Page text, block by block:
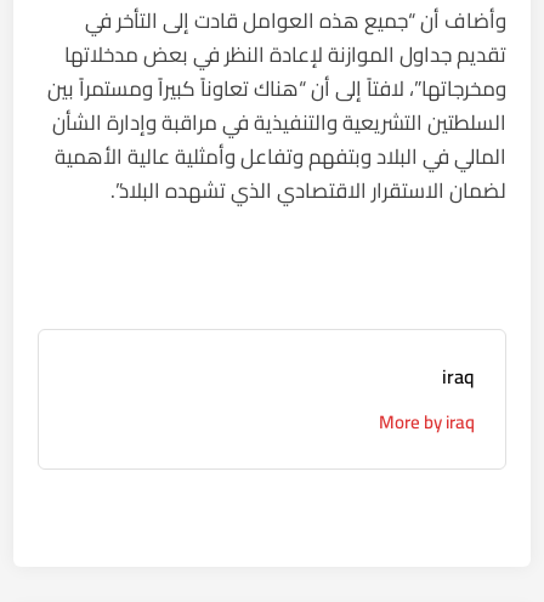
وأضاف أن “جميع هذه العوامل قادت إلى التأخر في
تقديم جداول الموازنة لإعادة النظر في بعض مدخلاتها
ومخرجاتها”، لافتاً إلى أن “هناك تعاوناً كبيراً ومستمراً بين
السلطتين التشريعية والتنفيذية في مراقبة وإدارة الشأن
المالي في البلاد وبتفهم وتفاعل وأمثلية عالية الأهمية
لضمان الاستقرار الاقتصادي الذي تشهده البلاد”.
iraq
More by iraq